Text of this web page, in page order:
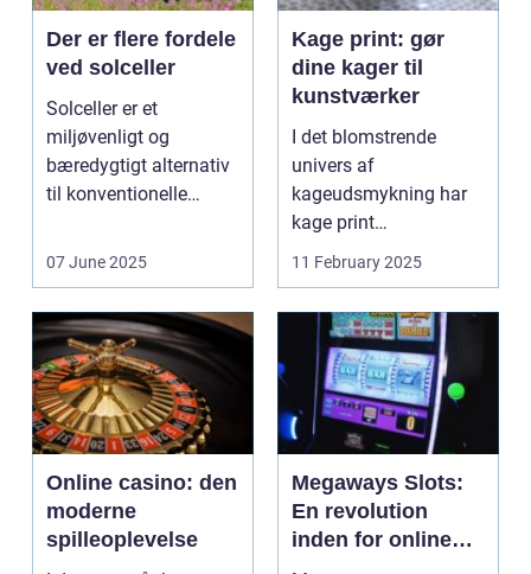
Der er flere fordele
ved solceller
Solceller er et
miljøvenligt og
bæredygtigt alternativ
til konventionelle
07 June 2025
Kage print: gør
dine kager til
kunstværker
I det blomstrende
univers af
kageudsmykning har
kage print
revolutioneret måden,
11 February 2025
Online casino: den
moderne
spilleoplevelse
Megaways Slots:
En revolution
inden for online
spilleautomater